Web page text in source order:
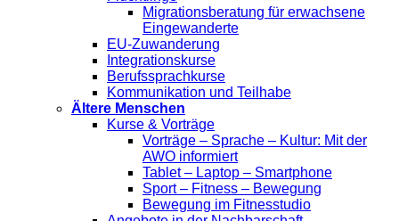
Migrationsberatung für erwachsene
Eingewanderte
EU-Zuwanderung
Integrationskurse
Berufssprachkurse
Kommunikation und Teilhabe
Ältere Menschen
Kurse & Vorträge
Vorträge – Sprache – Kultur: Mit der
AWO informiert
Tablet – Laptop – Smartphone
Sport – Fitness – Bewegung
Bewegung im Fitnesstudio